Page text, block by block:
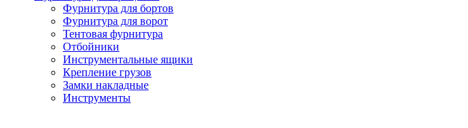
Фурнитура для бортов
Фурнитура для ворот
Тентовая фурнитура
Отбойники
Инструментальные ящики
Крепление грузов
Замки накладные
Инструменты